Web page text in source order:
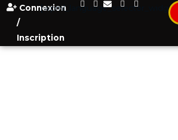
Connexion
/
Inscription
[wpml_language_selector_widget]